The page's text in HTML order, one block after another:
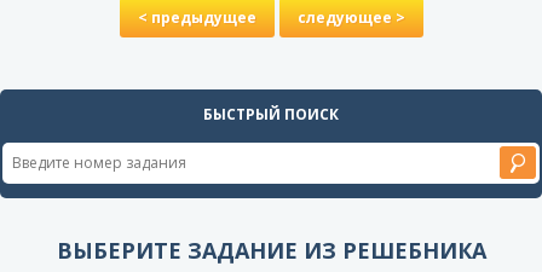
< предыдущее следующее >
БЫСТРЫЙ ПОИСК
ВЫБЕРИТЕ ЗАДАНИЕ ИЗ РЕШЕБНИКА